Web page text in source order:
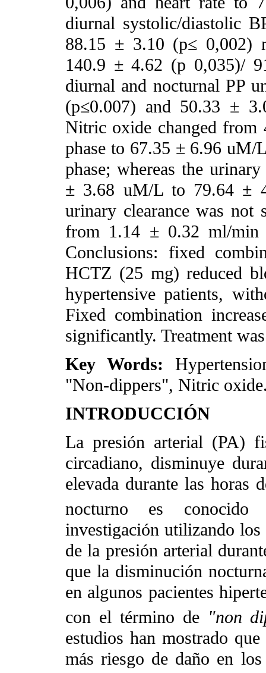
diurnal systolic/diastolic
88.15 ± 3.10 (p≤ 0,002)
140.9 ± 4.62 (p 0,035)/
diurnal and nocturnal PP
(p≤0.007) and 50.33 ±
Nitric oxide changed
phase to 67.35 ± 6.96 uM/
phase; whereas the
± 3.68 uM/L to 79.64 ±
urinary clearance was not
from 1.14 ± 0.32 ml/
Conclusions: fixed
HCTZ (25 mg) reduced
hypertensive patients,
Fixed combination
significantly. Treatment
Key Words:
"Non-dippers", Nitric
INTRODUCCIÓN
La presión arterial (PA)
circadiano, disminuye
elevada durante las horas
nocturno es
investigación utilizando
de la presión arterial
que la disminución
en algunos pacientes
con el término de "non
estudios han mostrado
más riesgo de daño en